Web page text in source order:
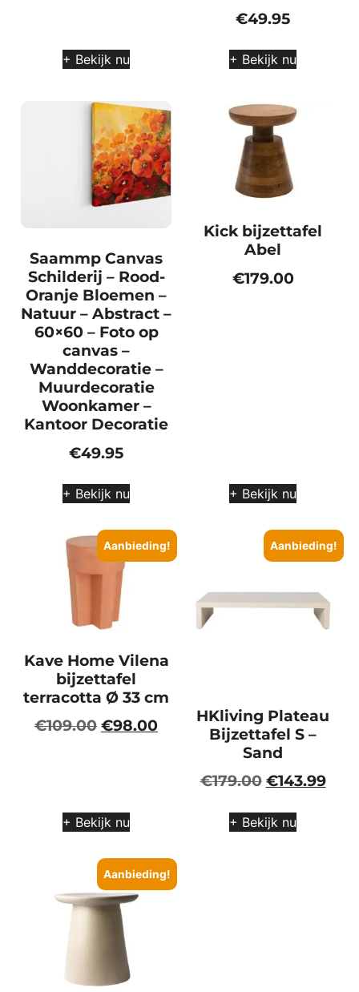
+ Bekijk nu
€49.95
+ Bekijk nu
Saammp Canvas
Schilderij – Rood-
Oranje Bloemen –
Natuur – Abstract –
60×60 – Foto op
canvas –
Wanddecoratie –
Muurdecoratie
Woonkamer –
Kantoor Decoratie
€49.95
+ Bekijk nu
Kick bijzettafel
Abel
€179.00
+ Bekijk nu
Aanbieding!
Kave Home Vilena
bijzettafel
terracotta Ø 33 cm
€109.00 €98.00
+ Bekijk nu
Aanbieding!
HKliving Plateau
Bijzettafel S –
Sand
€179.00 €143.99
+ Bekijk nu
Aanbieding!